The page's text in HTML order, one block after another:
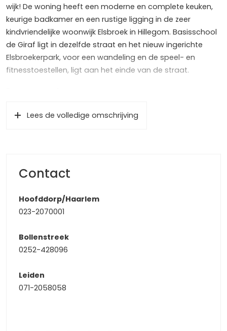
wijk! De woning heeft een moderne en complete keuken,
keurige badkamer en een rustige ligging in de zeer
kindvriendelijke woonwijk Elsbroek in Hillegom. Basisschool
de Giraf ligt in dezelfde straat en het nieuw ingerichte
Elsbroekerpark, voor een wandeling en de speel- en
fitnesstoestellen, ligt aan het einde van de straat.
parkeergelegenheid rondom. U betreedt de woning in de
tegelvloer. De gehele woning heeft geen radiatoren, maar
hete lucht verwarming. Hierdoor heeft u in alle leefruimtes
optimaal gebruik van de vloeroppervlakte.
De zeer lichte woonkamer heeft lichte wanden en plafond,
de lichte vloer is het een zeer mooie ruimte. De
woonkamer is meer dan ruim genoeg om zowel een leuke
een L-opstelling met een wit betegelde achterwand en is
aan de voorzijde van de woning gelegen en heeft een leuk
Lees de volledige omschrijving
Contact
Hoofddorp/Haarlem
023-2070001
Bollenstreek
0252-428096
Leiden
071-2058058